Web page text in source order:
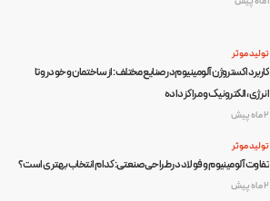
تولید موثر
کاربرد اکستروژن آلومینیوم در صنایع مختلف: از ساختمان و خودرو تا
انرژی، الکترونیک و مراکز داده
2 ماه پیش
تولید موثر
تفاوت آلومینیوم و فولاد در طراحی صنعتی: کدام انتخاب بهتری است؟
2 ماه پیش